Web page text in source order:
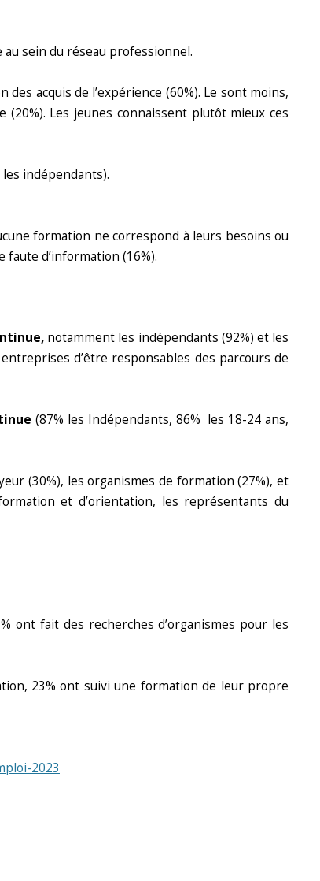
sein du réseau professionnel.
des acquis de l’expérience (60%). Le sont moins,
Les jeunes connaissent plutôt mieux ces
indépendants).
formation ne correspond à leurs besoins ou
faute d’information (16%).
notamment les indépendants (92%) et les
d’être responsables des parcours de
(87% les Indépendants, 86% les 18-24 ans,
(30%), les organismes de formation (27%), et
et d’orientation, les représentants du
ont fait des recherches d’organismes pour les
23% ont suivi une formation de leur propre
2023